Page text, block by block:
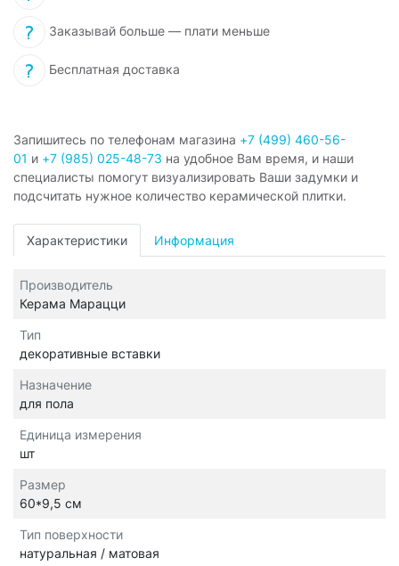
Заказывай больше — плати меньше
Бесплатная доставка
Запишитесь по телефонам магазина +7 (499) 460-56-
01 и +7 (985) 025-48-73 на удобное Вам время, и наши
специалисты помогут визуализировать Ваши задумки и
подсчитать нужное количество керамической плитки.
Характеристики Информация
Производитель
Керама Марацци
Тип
декоративные вставки
Назначение
для пола
Единица измерения
шт
Размер
60*9,5 см
Тип поверхности
натуральная / матовая